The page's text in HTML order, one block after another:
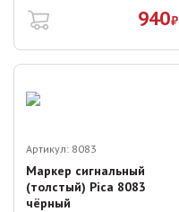
940₽
Артикул: 8083
Маркер сигнальный
(толстый) Pica 8083
чёрный